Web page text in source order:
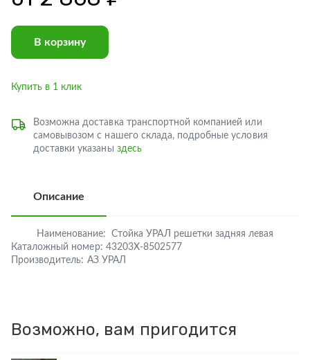
В корзину
Купить в 1 клик
Возможна доставка транспортной компанией или
самовывозом с нашего склада, подробные условия
доставки указаны здесь
Описание
Наименование:
Стойка УРАЛ решетки задняя левая
Каталожный номер: 43203Х-8502577
Производитель: АЗ УРАЛ
Возможно, вам пригодится